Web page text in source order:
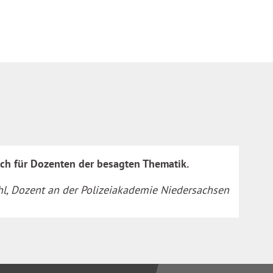
für Dozenten der besagten Thematik.
Dozent an der Polizeiakademie Niedersachsen